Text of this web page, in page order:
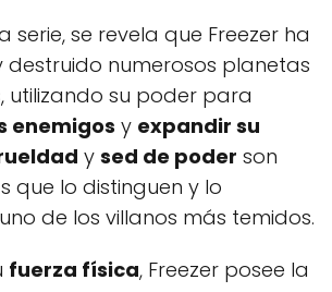
serie, se revela que Freezer ha
numerosos planetas
utilizando su poder para
enemigos y expandir su
y sed de poder son
que lo distinguen y lo
de los villanos más temidos.
fuerza física, Freezer posee la